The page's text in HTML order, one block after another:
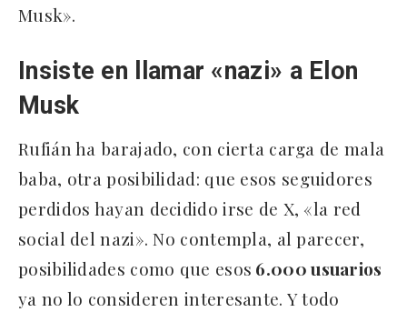
Musk».
Insiste en llamar «nazi» a Elon
Musk
Rufián ha barajado, con cierta carga de mala
baba, otra posibilidad: que esos seguidores
perdidos hayan decidido irse de X, «la red
social del nazi». No contempla, al parecer,
posibilidades como que esos 6.000 usuarios
ya no lo consideren interesante. Y todo